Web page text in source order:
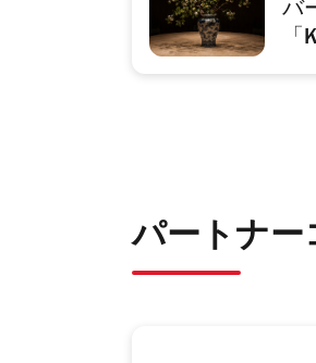
バ
「
尾
パートナー